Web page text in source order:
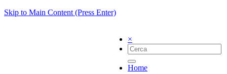
Skip to Main Content (Press Enter)
×
Home